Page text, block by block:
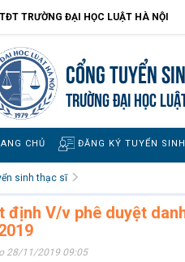
TRƯỜNG ĐẠI HỌC LUẬT HÀ NỘI
Cổng tuyển
TRƯỜNG ĐẠI HỌC
CHỦ ĐĂNG KÝ TUYỂN
sinh thạc sĩ
định V/v phê duyệt
28/11/2019 09:05